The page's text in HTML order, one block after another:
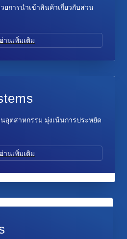
ยการนำเข้าสินค้าเกี่ยวกับส่วน
อ่านเพิ่มเติม
อุตสาหกรรม มุ่งเน้นการประหยัด
อ่านเพิ่มเติม